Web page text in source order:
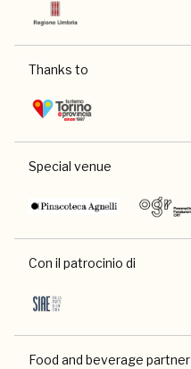
Thanks to
Special venue
Con il patrocinio di
Food and beverage partner